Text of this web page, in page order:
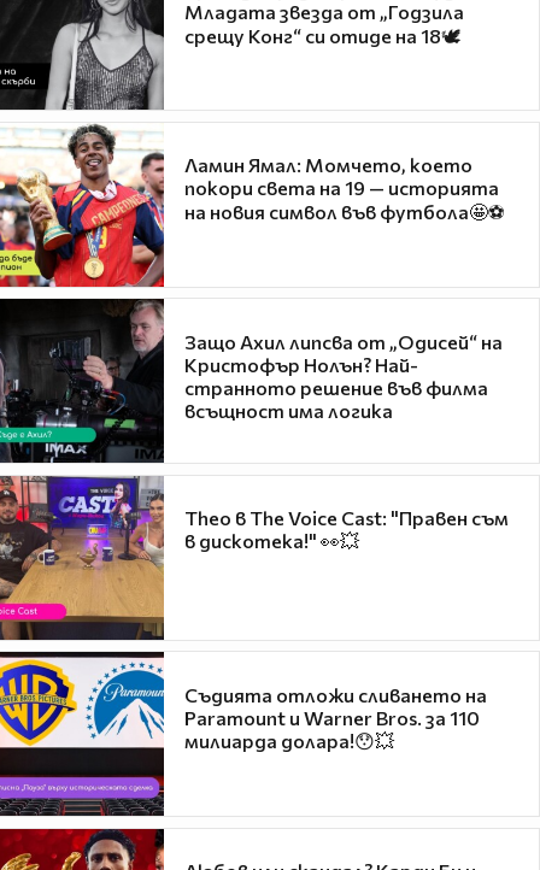
Младата звезда от „Годзила
срещу Конг“ си отиде на 18🕊️
Ламин Ямал: Момчето, което
покори света на 19 — историята
на новия символ във футбола🤩⚽
Защо Ахил липсва от „Одисей“ на
Кристофър Нолън? Най-
странното решение във филма
всъщност има логика
Theo в The Voice Cast: "Правен съм
в дискотека!" 👀💥
Съдията отложи сливането на
Paramount и Warner Bros. за 110
милиарда долара!😯💥